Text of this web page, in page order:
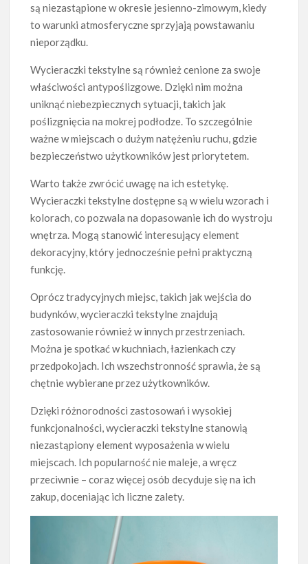
są niezastąpione w okresie jesienno-zimowym, kiedy
to warunki atmosferyczne sprzyjają powstawaniu
nieporządku.
Wycieraczki tekstylne są również cenione za swoje
właściwości antypoślizgowe. Dzięki nim można
uniknąć niebezpiecznych sytuacji, takich jak
poślizgnięcia na mokrej podłodze. To szczególnie
ważne w miejscach o dużym natężeniu ruchu, gdzie
bezpieczeństwo użytkowników jest priorytetem.
Warto także zwrócić uwagę na ich estetykę.
Wycieraczki tekstylne dostępne są w wielu wzorach i
kolorach, co pozwala na dopasowanie ich do wystroju
wnętrza. Mogą stanowić interesujący element
dekoracyjny, który jednocześnie pełni praktyczną
funkcję.
Oprócz tradycyjnych miejsc, takich jak wejścia do
budynków, wycieraczki tekstylne znajdują
zastosowanie również w innych przestrzeniach.
Można je spotkać w kuchniach, łazienkach czy
przedpokojach. Ich wszechstronność sprawia, że są
chętnie wybierane przez użytkowników.
Dzięki różnorodności zastosowań i wysokiej
funkcjonalności, wycieraczki tekstylne stanowią
niezastąpiony element wyposażenia w wielu
miejscach. Ich popularność nie maleje, a wręcz
przeciwnie – coraz więcej osób decyduje się na ich
zakup, doceniając ich liczne zalety.